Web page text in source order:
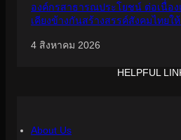
องค์กรสาธารณประโยชน์ ต่อเนื่อง
เคียงข้างกันสร้างสรรค์สังคมไทยใ
4 สิงหาคม 2026
HELPFUL
About Us